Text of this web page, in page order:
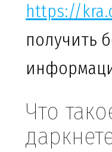
https://
получить
Что